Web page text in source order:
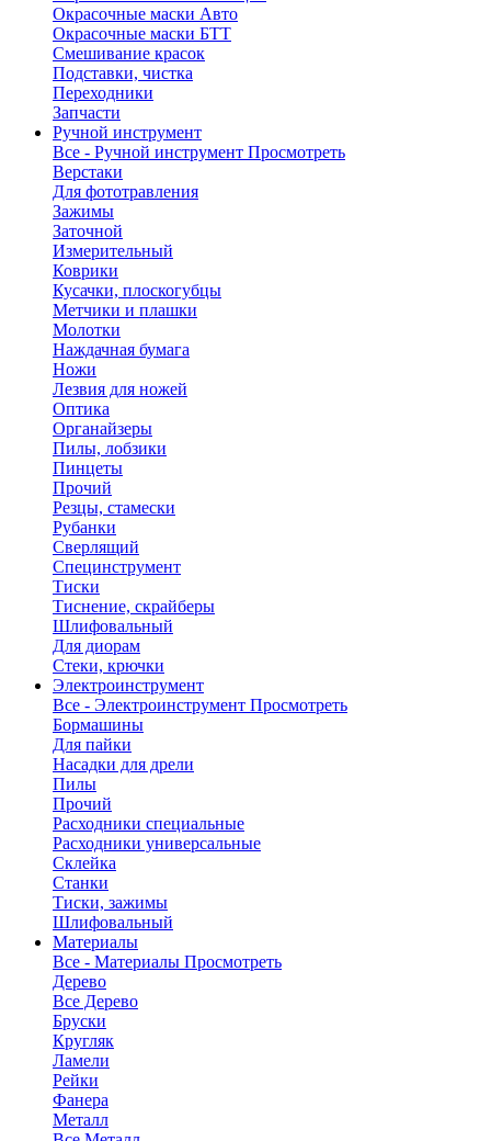
Окрасочные маски Авто
Окрасочные маски БТТ
Смешивание красок
Подставки, чистка
Переходники
Запчасти
Ручной инструмент
Все - Ручной инструмент Просмотреть
Верстаки
Для фототравления
Зажимы
Заточной
Измерительный
Коврики
Кусачки, плоскогубцы
Метчики и плашки
Молотки
Наждачная бумага
Ножи
Лезвия для ножей
Оптика
Органайзеры
Пилы, лобзики
Пинцеты
Прочий
Резцы, стамески
Рубанки
Сверлящий
Специнструмент
Тиски
Тиснение, скрайберы
Шлифовальный
Для диорам
Стеки, крючки
Электроинструмент
Все - Электроинструмент Просмотреть
Бормашины
Для пайки
Насадки для дрели
Пилы
Прочий
Расходники специальные
Расходники универсальные
Склейка
Станки
Тиски, зажимы
Шлифовальный
Материалы
Все - Материалы Просмотреть
Дерево
Все Дерево
Бруски
Кругляк
Ламели
Рейки
Фанера
Металл